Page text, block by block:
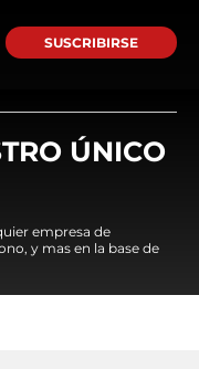
SUSCRIBIRSE
ÚNICO
empresa de
y mas en la base de